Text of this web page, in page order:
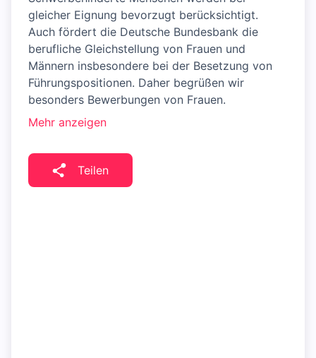
gleicher Eignung bevorzugt berücksichtigt.
Auch fördert die Deutsche Bundesbank die
berufliche Gleichstellung von Frauen und
Männern insbesondere bei der Besetzung von
Führungspositionen. Daher begrüßen wir
besonders Bewerbungen von Frauen.
Mehr anzeigen
Teilen